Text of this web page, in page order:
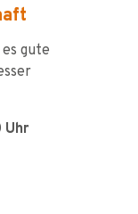
gute
Uhr